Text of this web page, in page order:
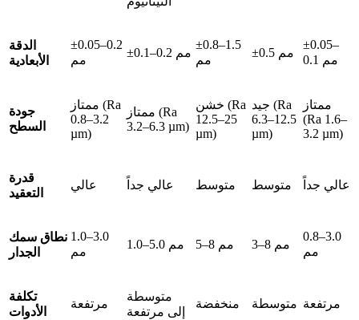
الدقة
الأبعادية
±0.05–0.2
مم
±0.1–0.2 مم
±0.8–1.5
مم
±0.5 مم
±0.05–
0.1 مم
جودة
السطح
ممتاز (Ra
0.8–3.2
µm)
ممتاز (Ra
3.2–6.3 µm)
خشن (Ra
12.5–25
µm)
جيد (Ra
6.3–12.5
µm)
ممتاز
(Ra 1.6–
3.2 µm)
قدرة
التعقيد
عالي عالي جداً متوسط متوسط عالي جداً
نطاق سمك
الجدار
1.0–3.0
مم
1.0–5.0 مم 5–8 مم 3–8 مم
0.8–3.0
مم
تكلفة
الأدوات
مرتفعة
متوسطة
إلى مرتفعة
منخفضة متوسطة مرتفعة